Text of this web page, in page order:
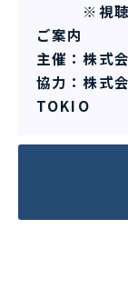
※視聴方
ご案内
主催：株式
協力：株式
TOKIO